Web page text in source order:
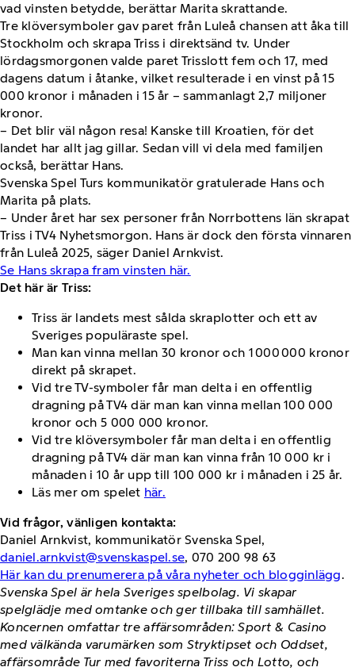
vad vinsten betydde, berättar Marita skrattande.
Tre klöversymboler gav paret från Luleå chansen att åka till
Stockholm och skrapa Triss i direktsänd tv. Under
lördagsmorgonen valde paret Trisslott fem och 17, med
dagens datum i åtanke, vilket resulterade i en vinst på 15
000 kronor i månaden i 15 år – sammanlagt 2,7 miljoner
kronor.
– Det blir väl någon resa! Kanske till Kroatien, för det
landet har allt jag gillar. Sedan vill vi dela med familjen
också, berättar Hans.
Svenska Spel Turs kommunikatör gratulerade Hans och
Marita på plats.
– Under året har sex personer från Norrbottens län skrapat
Triss i TV4 Nyhetsmorgon. Hans är dock den första vinnaren
från Luleå 2025, säger Daniel Arnkvist.
Se Hans skrapa fram vinsten här.
Det här är Triss:
Triss är landets mest sålda skraplotter och ett av
Sveriges populäraste spel.
Man kan vinna mellan 30 kronor och 1 000 000 kronor
direkt på skrapet.
Vid tre TV-symboler får man delta i en offentlig
dragning på TV4 där man kan vinna mellan 100 000
kronor och 5 000 000 kronor.
Vid tre klöversymboler får man delta i en offentlig
dragning på TV4 där man kan vinna från 10 000 kr i
månaden i 10 år upp till 100 000 kr i månaden i 25 år.
Läs mer om spelet här.
Vid frågor, vänligen kontakta:
Daniel Arnkvist, kommunikatör Svenska Spel,
daniel.arnkvist@svenskaspel.se, 070 200 98 63
Här kan du prenumerera på våra nyheter och blogginlägg.
Svenska Spel är hela Sveriges spelbolag. Vi skapar
spelglädje med omtanke och ger tillbaka till samhället.
Koncernen omfattar tre affärsområden: Sport & Casino
med välkända varumärken som Stryktipset och Oddset,
affärsområde Tur med favoriterna Triss och Lotto, och